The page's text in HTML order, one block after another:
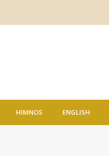
HIMNOS ENGLISH